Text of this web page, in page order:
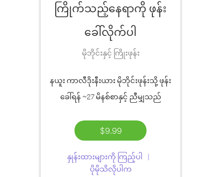
ကြိုက်သည့်နေရာကို ဖုန်း
ခေါ်လိုက်ပါ
မိုဘိုင်းနှင့် ကြိုးဖုန်း
နယူး ကာလီဒိုးနီးယား မိုဘိုင်းဖုန်းသို့ ဖုန်း
ခေါ်ရန် ~27 မိနစ်စာနှင့် ညီမျှသည်
$9.99
နှုန်းထားများကို ကြည့်ပါ
ပိုမိုသိလိုပါက